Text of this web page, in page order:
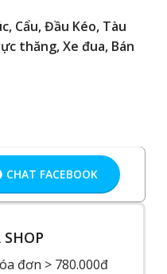
Cẩu, Đầu Kéo, Tàu
thăng, Xe đua, Bán
CHAT FACEBOOK
đơn > 780.000đ